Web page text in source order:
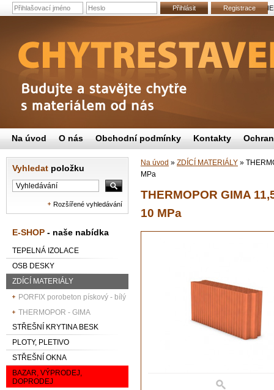
Přihlásit Registrace
Vyhledat položku
Rozšířené vyhledávání
E-SHOP - naše nabídka
TEPELNÁ IZOLACE
OSB DESKY
ZDÍCÍ MATERIÁLY
PORFIX porobeton pískový - bílý
THERMOPOR - GIMA
STŘEŠNÍ KRYTINA BESK
PLOTY, PLETIVO
STŘEŠNÍ OKNA
BAZAR, VÝPRODEJ,
DOPRODEJ
Na úvod » ZDÍCÍ MATERIÁLY »
MPa
THERMOPOR GIMA
10 MPa
Na úvod O nás Obchodní podmínky Kontakty